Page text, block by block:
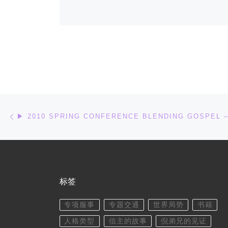
文章导航
▶ 2010 SPRING CONFERENCE BLENDING GOSPEL
标签
专项服事 专题交通 世界局势 书籍
人格类型 信主的故事 倪弟兄的见证